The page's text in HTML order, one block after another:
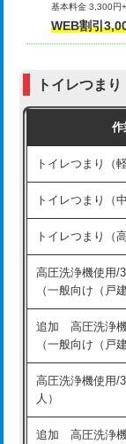
基本料金 3,300円
WEB割引
トイレつま
作
トイレつまり（
トイレつまり（
トイレつまり（
高圧洗浄機使用/
（一般向け（戸
追加 高圧洗浄機
（一般向け（戸
高圧洗浄機使用/
人）
追加 高圧洗浄